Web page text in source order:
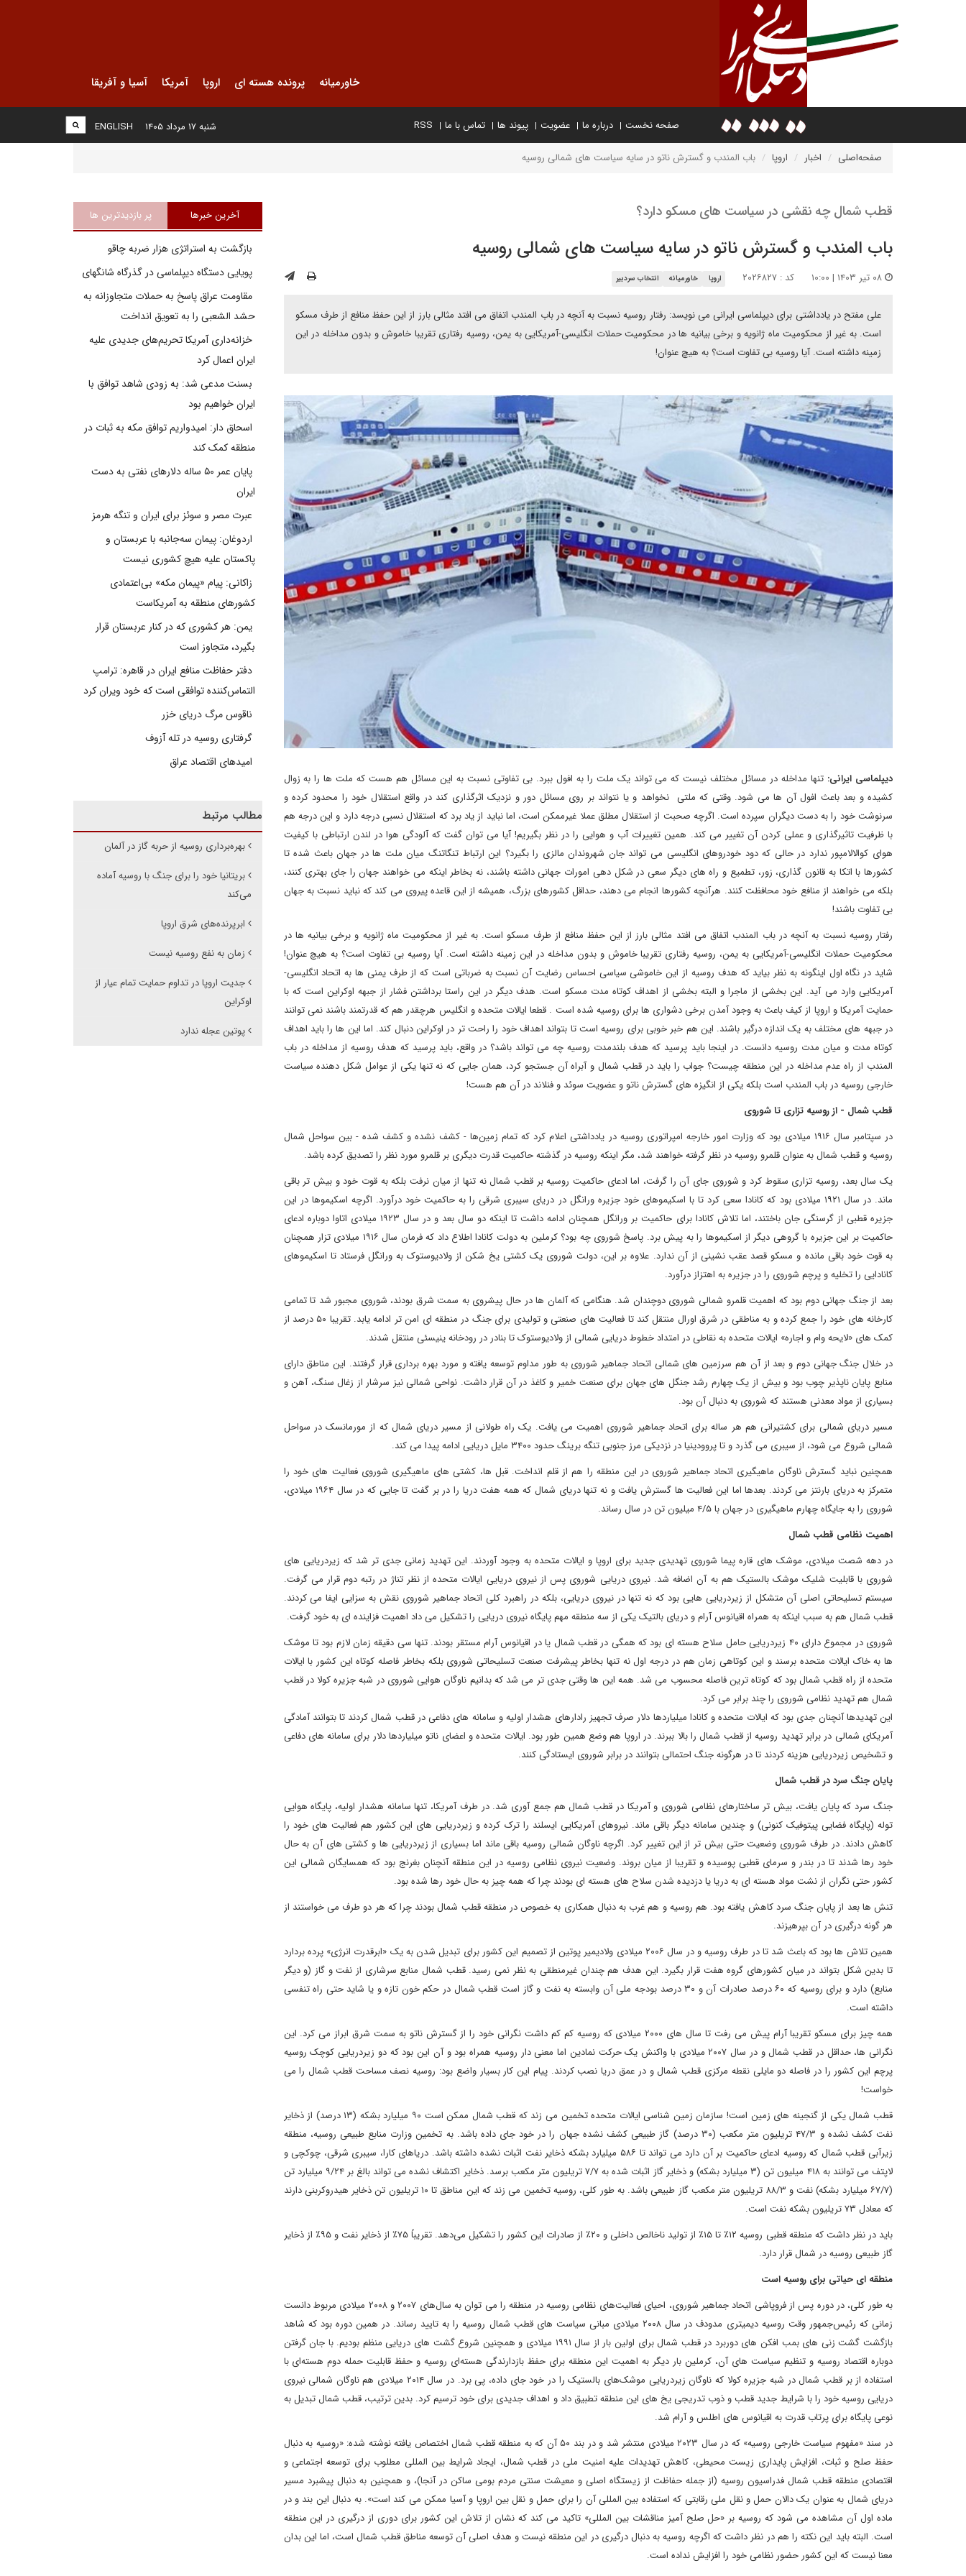
خاورمیانه پرونده هسته ای اروپا آمریکا آسیا و آفریقا
صفحه نخست درباره ما عضویت پیوند ها تماس با ما RSS
ENGLISH شنبه ۱۷ مرداد ۱۴۰۵
صفحه‌اصلی اخبار اروپا باب المندب و گسترش ناتو در سایه سیاست های شمالی روسیه
قطب شمال چه نقشی در سیاست های مسکو دارد؟
باب المندب و گسترش ناتو در سایه سیاست های شمالی روسیه
کد : ۲۰۲۶۸۲۷ اروپا خاورمیانه انتخاب سردبیر
علی مفتح در یادداشتی برای دیپلماسی ایرانی می نویسد: رفتار روسیه نسبت به آنچه در باب المندب اتفاق می افتد مثالی بارز از این حفظ منافع از طرف مسکو
است. به غیر از محکومیت ماه ژانویه و برخی بیانیه ها در محکومیت حملات انگلیسی-آمریکایی به یمن، روسیه رفتاری تقریبا خاموش و بدون مداخله در این
زمینه داشته است. آیا روسیه بی تفاوت است؟ به هیچ عنوان!
دیپلماسی ایرانی: تنها مداخله در مسائل مختلف نیست که می تواند یک ملت را به افول ببرد. بی تفاوتی نسبت به این مسائل هم هست که ملت ها را به زوال
کشیده و بعد باعث افول آن ها می شود. وقتی که ملتی نخواهد و یا نتواند بر روی مسائل دور و نزدیک اثرگذاری کند در واقع استقلال خود را محدود کرده و
سرنوشت خود را به دست دیگران سپرده است. اگرچه صحبت از استقلال مطلق عملا غیرممکن است، اما نباید از یاد برد که استقلال نسبی درجه دارد و این درجه هم
با ظرفیت تاثیرگذاری و عملی کردن آن تغییر می کند. همین تغییرات آب و هوایی را در نظر بگیریم! آیا می توان گفت که آلودگی هوا در لندن ارتباطی با کیفیت
هوای کوالالامپور ندارد در حالی که دود خودروهای انگلیسی می تواند جان شهروندان مالزی را بگیرد؟ این ارتباط تنگاتنگ میان ملت ها در جهان باعث شده تا
کشورها با اتکا به قانون گذاری، زور، تطمیع و راه های دیگر سعی در شکل دهی امورات جهانی داشته باشند، نه بخاطر اینکه می خواهند جهان را جای بهتری کنند،
بلکه می خواهند از منافع خود محافظت کنند. هرآنچه کشورها انجام می دهند، حداقل کشورهای بزرگ، همیشه از این قاعده پیروی می کند که نباید نسبت به جهان
بی تفاوت باشند!
رفتار روسیه نسبت به آنچه در باب المندب اتفاق می افتد مثالی بارز از این حفظ منافع از طرف مسکو است. به غیر از محکومیت ماه ژانویه و برخی بیانیه ها در
محکومیت حملات انگلیسی-آمریکایی به یمن، روسیه رفتاری تقریبا خاموش و بدون مداخله در این زمینه داشته است. آیا روسیه بی تفاوت است؟ به هیچ عنوان!
شاید در نگاه اول اینگونه به نظر بیاید که هدف روسیه از این خاموشی سیاسی احساس رضایت آن نسبت به ضرباتی است که از طرف یمنی ها به اتحاد انگلیسی-
آمریکایی وارد می آید. این بخشی از ماجرا و البته بخشی از اهداف کوتاه مدت مسکو است. هدف دیگر در این راستا برداشتن فشار از جبهه اوکراین است که با
حمایت آمریکا و اروپا از کیف باعث به وجود آمدن برخی دشواری ها برای روسیه شده است . قطعا ایالات متحده و انگلیس هرچقدر هم که قدرتمند باشند نمی توانند
در جبهه های مختلف به یک اندازه درگیر باشند. این هم خبر خوبی برای روسیه است تا بتواند اهداف خود را راحت تر در اوکراین دنبال کند. اما این ها را باید اهداف
کوتاه مدت و میان مدت روسیه دانست. در اینجا باید پرسید که هدف بلندمدت روسیه چه می تواند باشد؟ در واقع، باید پرسید که هدف روسیه از مداخله در باب
المندب از راه عدم مداخله در این منطقه چیست؟ جواب را باید در قطب شمال و آبراه آن جستجو کرد، همان جایی که نه تنها یکی از عوامل شکل دهنده سیاست
خارجی روسیه در باب المندب است بلکه یکی از انگیزه های گسترش ناتو و عضویت سوئد و فنلاند در آن هم هست!
قطب شمال - از روسیه تزاری تا شوروی
در سپتامبر سال ۱۹۱۶ میلادی بود که وزارت امور خارجه امپراتوری روسیه در یادداشتی اعلام کرد که تمام زمین‌ها - کشف نشده و کشف شده - بین سواحل شمال
روسیه و قطب شمال به عنوان قلمرو روسیه در نظر گرفته خواهند شد، مگر اینکه روسیه در گذشته حاکمیت قدرت دیگری بر قلمرو مورد نظر را تصدیق کرده باشد.
یک سال بعد، روسیه تزاری سقوط کرد و شوروی جای آن را گرفت، اما ادعای حاکمیت روسیه بر قطب شمال نه تنها از میان نرفت بلکه به قوت خود و بیش تر باقی
ماند. در سال ۱۹۲۱ میلادی بود که کانادا سعی کرد تا با اسکیموهای خود جزیره ورانگل در دریای سیبری شرقی را به حاکمیت خود درآورد. اگرچه اسکیموها در این
جزیره قطبی از گرسنگی جان باختند، اما تلاش کانادا برای حاکمیت بر ورانگل همچنان ادامه داشت تا اینکه دو سال بعد و در سال ۱۹۲۳ میلادی اتاوا دوباره ادعای
حاکمیت بر این جزیره با گروهی دیگر از اسکیموها را به پیش برد. پاسخ شوروی چه بود؟‌ کرملین به دولت کانادا اطلاع داد که فرمان سال ۱۹۱۶ میلادی تزار همچنان
به قوت خود باقی مانده و مسکو قصد عقب نشینی از آن ندارد. علاوه بر این، دولت شوروی یک کشتی یخ شکن از ولادیوستوک به ورانگل فرستاد تا اسکیموهای
کانادایی را تخلیه و پرچم شوروی را در جزیره به اهتزاز درآورد.
بعد از جنگ جهانی دوم بود که اهمیت قلمرو شمالی شوروی دوچندان شد. هنگامی که آلمان ها در حال پیشروی به سمت شرق بودند، شوروی مجبور شد تا تمامی
کارخانه های خود را جمع کرده و به مناطقی در شرق اورال منتقل کند تا فعالیت های صنعتی و تولیدی برای جنگ در منطقه ای امن تر ادامه یابد. تقریبا ۵۰ درصد از
کمک های «لایحه وام و اجاره» ایالات متحده به نقاطی در امتداد خطوط دریایی شمالی از ولادیوستوک تا بنادر در رودخانه ینیسئی منتقل شدند.
در خلال جنگ جهانی دوم و بعد از آن هم سرزمین های شمالی اتحاد جماهیر شوروی به طور مداوم توسعه یافته و مورد بهره برداری قرار گرفتند. این مناطق دارای
منابع پایان ناپذیر چوب بود و بیش از یک چهارم رشد جنگل های جهان برای صنعت خمیر و کاغذ در آن قرار داشت. نواحی شمالی نیز سرشار از زغال سنگ، آهن و
بسیاری از مواد معدنی هستند که شوروی به دنبال آن بود.
مسیر دریای شمالی برای کشتیرانی هم هر ساله برای اتحاد جماهیر شوروی اهمیت می یافت. یک راه طولانی از مسیر دریای شمال که از مورمانسک در سواحل
شمالی شروع می شود، از سیبری می گذرد و تا پروودینیا در نزدیکی مرز جنوبی تنگه برینگ حدود ۳۴۰۰ مایل دریایی ادامه پیدا می کند.
همچنین نباید گسترش ناوگان ماهیگیری اتحاد جماهیر شوروی در این منطقه را هم از قلم انداخت. قبل ها، کشتی های ماهیگیری شوروی فعالیت های خود را
متمرکز به دریای بارنتز می کردند. بعدها اما این فعالیت ها گسترش یافت و نه تنها دریای شمال که همه هفت دریا را در بر گفت تا جایی که در سال ۱۹۶۴ میلادی،
شوروی را به جایگاه چهارم ماهیگیری در جهان با ۴/۵ میلیون تن در سال رساند.
اهمیت نظامی قطب شمال
در دهه شصت میلادی، موشک های قاره پیما شوروی تهدیدی جدید برای اروپا و ایالات متحده به وجود آوردند. این تهدید زمانی جدی تر شد که زیردریایی های
شوروی با قابلیت شلیک موشک بالستیک هم به آن اضافه شد. نیروی دریایی شوروی پس از نیروی دریایی ایالات متحده از نظر تناژ در رتبه دوم قرار می گرفت.
سیستم تسلیحاتی اصلی آن متشکل از زیردریایی هایی بود که نه تنها در نیروی دریایی، بلکه در راهبرد کلی اتحاد جماهیر شوروی نقش به سزایی ایفا می کردند.
قطب شمال هم به سبب اینکه به همراه اقیانوس آرام و دریای بالتیک یکی از سه منطقه مهم پایگاه نیروی دریایی را تشکیل می داد اهمیت فزاینده ای به خود گرفت.
شوروی در مجموع دارای ۴۰ زیردریایی حامل سلاح هسته ای بود که همگی در قطب شمال یا در اقیانوس آرام مستقر بودند. تنها سی دقیقه زمان لازم بود تا موشک
ها به خاک ایالات متحده برسند و این کوتاهی زمان هم در درجه اول نه تنها بخاطر پیشرفت صنعت تسلیحاتی شوروی بلکه بخاطر فاصله کوتاه این کشور با ایالات
متحده از راه قطب شمال بود که کوتاه ترین فاصله محسوب می شد. همه این ها وقتی جدی تر می شد که بدانیم ناوگان هوایی شوروی در شبه جزیره کولا در قطب
شمال هم تهدید نظامی شوروی را چند برابر می کرد.
این تهدیدها آنچنان جدی بود که ایالات متحده و کانادا میلیاردها دلار صرف تجهیز رادارهای هشدار اولیه و سامانه های دفاعی در قطب شمال کردند تا بتوانند آمادگی
آمریکای شمالی در برابر تهدید روسیه از قطب شمال را بالا ببرند. در اروپا هم وضع همین طور بود. ایالات متحده و اعضای ناتو میلیاردها دلار برای سامانه های دفاعی
و تشخیص زیردریایی هزینه کردند تا در هرگونه جنگ احتمالی بتوانند در برابر شوروی ایستادگی کنند.
پایان جنگ سرد در قطب شمال
جنگ سرد که پایان یافت، بیش تر ساختارهای نظامی شوروی و آمریکا در قطب شمال هم جمع آوری شد. در طرف آمریکا، تنها سامانه هشدار اولیه، پایگاه هوایی
توله (پایگاه فضایی پیتوفیک کنونی) و چندین سامانه دیگر باقی ماند. نیروهای آمریکایی ایسلند را ترک کرده و زیردریایی های این کشور هم فعالیت های خود را
کاهش دادند. در طرف شوروی وضعیت حتی بیش تر از این تغییر کرد. اگرچه ناوگان شمالی روسیه باقی ماند اما بسیاری از زیردریایی ها و کشتی های آن به حال
خود رها شدند تا در بندر و سرمای قطبی پوسیده و تقریبا از میان بروند. وضعیت نیروی نظامی روسیه در این منطقه آنچنان بغرنج بود که همسایگان شمالی این
کشور حتی نگران از نشت مواد هسته ای به دریا یا دزدیده شدن سلاح های هسته ای بودند چرا که همه چیز به حال خود رها شده بود.
تنش ها بعد از پایان جنگ سرد کاهش یافته بود. هم روسیه و هم غرب به دنبال همکاری به خصوص در منطقه قطب شمال بودند چرا که هر دو طرف می خواستند از
هر گونه درگیری در آن بپرهیزند.
همین تلاش ها بود که باعث شد تا در طرف روسیه و در سال ۲۰۰۶ میلادی ولادیمیر پوتین از تصمیم این کشور برای تبدیل شدن به یک «ابرقدرت انرژی» پرده بردارد
تا بدین شکل بتواند در میان کشورهای گروه هفت قرار بگیرد. این هدف هم چندان غیرمنطقی به نظر نمی رسید. قطب شمال منابع سرشاری از نفت و گاز (و دیگر
منابع) دارد و برای روسیه که ۶۰ درصد صادرات آن و ۳۰ درصد بودجه ملی آن وابسته به نفت و گاز است قطب شمال در حکم خون تازه و یا شاید حتی راه تنفسی
داشته است.
همه چیز برای مسکو تقریبا آرام پیش می رفت تا سال های ۲۰۰۰ میلادی که روسیه کم کم داشت نگرانی خود را از گسترش ناتو به سمت شرق ابراز می کرد. این
نگرانی ها، حداقل در قطب شمال و در سال ۲۰۰۷ میلادی با واکنش یک حرکت نمادین اما معنی دار روسیه همراه بود و آن این بود که دو زیردریایی کوچک روسیه
پرچم این کشور را در فاصله دو مایلی نقطه مرکزی قطب شمال و در عمق دریا نصب کردند. پیام این کار بسیار واضع بود: روسیه نصف مساحت قطب شمال را می
خواست!
قطب شمال یکی از گنجینه های زمین است! سازمان زمین شناسی ایالات متحده تخمین می زند که قطب شمال ممکن است ۹۰ میلیارد بشکه (۱۳ درصد) از ذخایر
نفت کشف نشده و ۴۷/۳ تریلیون متر مکعب (۳۰ درصد) گاز طبیعی کشف نشده جهان را در خود جای داده باشد. به تخمین وزارت منابع طبیعی روسیه، منطقه
زیرآبی قطب شمال که روسیه ادعای حاکمیت بر آن دارد می‌ تواند تا ۵۸۶ میلیارد بشکه ذخایر نفت اثبات‌ نشده داشته باشد. دریاهای کارا، سیبری شرقی، چوکچی و
لاپتف می توانند به ۴۱۸ میلیون تن (۳ میلیارد بشکه) و ذخایر گاز اثبات شده به ۷/۷ تریلیون متر مکعب برسد. ذخایر اکتشاف نشده می تواند بالغ بر ۹/۲۴ میلیارد تن
(۶۷/۷ میلیارد بشکه) نفت و ۸۸/۳ تریلیون متر مکعب گاز طبیعی باشد. به طور کلی، روسیه تخمین می زند که این مناطق تا ۱۰ تریلیون تن ذخایر هیدروکربنی دارند
که معادل ۷۳ تریلیون بشکه نفت است.
باید در نظر داشت که منطقه قطبی روسیه ۱۲٪ تا ۱۵٪ از تولید ناخالص داخلی و ۲۰٪ از صادرات این کشور را تشکیل می‌دهد. تقریباً ۷۵٪ از ذخایر نفت و ۹۵٪ از ذخایر
گاز طبیعی روسیه در شمال قرار دارد.
منطقه ای حیاتی برای روسیه است
به طور کلی، در دوره پس از فروپاشی اتحاد جماهیر شوروی، احیای فعالیت‌های نظامی روسیه در منطقه را می توان به سال‌های ۲۰۰۷ و ۲۰۰۸ میلادی مربوط دانست
زمانی که رئیس‌جمهور وقت روسیه دیمیتری مدودف در سال ۲۰۰۸ میلادی مبانی سیاست های قطب شمال روسیه را به تایید رساند. در همین دوره بود که شاهد
بازگشت گشت زنی های بمب افکن های دوربرد در قطب شمال برای اولین بار از سال ۱۹۹۱ میلادی و همچنین شروع گشت های دریایی منظم بودیم. با جان گرفتن
دوباره اقتصاد روسیه و تنظیم سیاست های آن، کرملین بار دیگر به اهمیت این منطقه برای حفظ بازدارندگی هسته‌ای روسیه و حفظ قابلیت حمله دوم هسته‌ای با
استفاده از بر قطب شمال در شبه جزیره کولا که ناوگان زیردریایی موشک‌های بالستیک را در خود جای داده، پی برد. در سال ۲۰۱۴ میلادی هم ناوگان شمالی نیروی
دریایی روسیه خود را با شرایط جدید قطب و ذوب تدریجی یخ های این منطقه تطبیق داد و اهداف جدیدی برای خود ترسیم کرد. بدین ترتیب، قطب شمال تبدیل به
نوعی پایگاه برای پرتاب قدرت به اقیانوس های اطلس و آرام شد.
در سند «مفهوم سیاست خارجی روسیه» که در سال ۲۰۲۳ میلادی منتشر شد و در بند ۵۰ آن که به منطقه قطب شمال اختصاص یافته نوشته شده: «روسیه به دنبال
حفظ صلح و ثبات، افزایش پایداری زیست محیطی، کاهش تهدیدات علیه امنیت ملی در قطب شمال، ایجاد شرایط بین المللی مطلوب برای توسعه اجتماعی و
اقتصادی منطقه قطب شمال فدراسیون روسیه (از جمله حفاظت از زیستگاه اصلی و معیشت سنتی مردم بومی ساکن در آنجا)، و همچنین به دنبال پیشبرد مسیر
دریای شمال به عنوان یک دالان حمل و نقل ملی رقابتی که استفاده بین المللی آن را برای حمل و نقل بین اروپا و آسیا ممکن می کند است». به دنبال این بند و در
ماده اول آن مشاهده می شود که روسیه بر «حل صلح آمیز مناقشات بین المللی» تاکید می کند که نشان از تلاش این کشور برای دوری از درگیری در این منطقه
است. البته باید این نکته را هم در نظر داشت که اگرچه روسیه به دنبال درگیری در این منطقه نیست و هدف اصلی آن توسعه مناطق قطب شمال است، اما این بدان
معنا نیست که این کشور حضور نظامی خود را افزایش نداده است.
آخرین خبرها پر بازدیدترین ها
بازگشت به استراتژی هزار ضربه چاقو
پویایی دستگاه دیپلماسی در گذرگاه شانگهای
مقاومت عراق پاسخ به حملات متجاوزانه به
حشد الشعبی را به تعویق انداخت
خزانه‌داری آمریکا تحریم‌های جدیدی علیه
ایران اعمال کرد
بسنت مدعی شد: به زودی شاهد توافق با
ایران خواهیم بود
اسحاق دار: امیدواریم توافق مکه به ثبات در
منطقه کمک کند
پایان عمر ۵۰ ساله دلارهای نفتی به دست
ایران
عبرت مصر و سوئز برای ایران و تنگه هرمز
اردوغان: پیمان سه‌جانبه با عربستان و
پاکستان علیه هیچ کشوری نیست
زاکانی: پیام «پیمان مکه» بی‌اعتمادی
کشورهای منطقه به آمریکاست
یمن: هر کشوری که در کنار عربستان قرار
بگیرد، متجاوز است
دفتر حفاظت منافع ایران در قاهره: ترامپ
التماس‌کننده توافقی است که خود ویران کرد
ناقوس مرگ دریای خزر
گرفتاری روسیه در تله آزوف
امیدهای اقتصاد عراق
مطالب مرتبط
بهره‌برداری روسیه از حربه گاز در آلمان
بریتانیا خود را برای جنگ با روسیه آماده
می‌کند
ابرپرنده‌های شرق اروپا
زمان به نفع روسیه نیست
جدیت اروپا در تداوم حمایت تمام عیار از
اوکراین
پوتین عجله ندارد